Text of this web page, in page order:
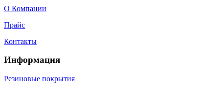
О Компании
Прайс
Контакты
Информация
Резиновые покрытия